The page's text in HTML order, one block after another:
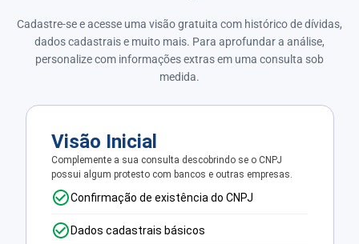
Cadastre-se e acesse uma visão gratuita com histórico de dívidas,
dados cadastrais e muito mais. Para aprofundar a análise,
personalize com informações extras em uma consulta sob
medida.
Visão Inicial
Complemente a sua consulta descobrindo se o CNPJ
possui algum protesto com bancos e outras empresas.
Confirmação de existência do CNPJ
Dados cadastrais básicos